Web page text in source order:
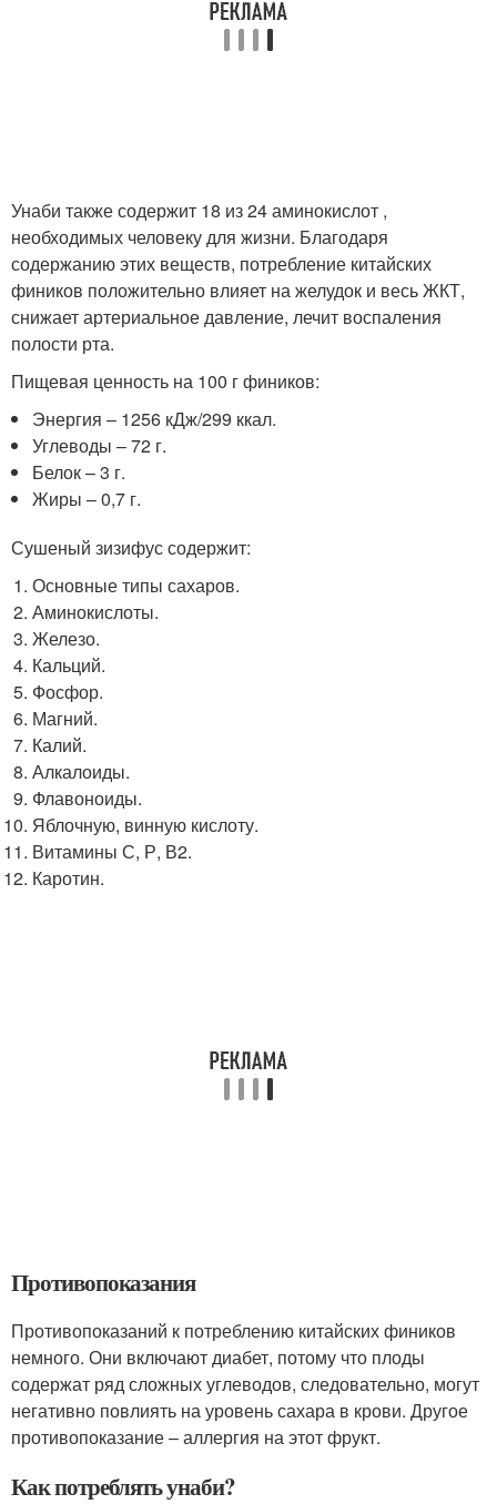
Унаби также содержит 18 из 24 аминокислот ,
необходимых человеку для жизни. Благодаря
содержанию этих веществ, потребление китайских
фиников положительно влияет на желудок и весь ЖКТ,
снижает артериальное давление, лечит воспаления
полости рта.
Пищевая ценность на 100 г фиников:
Энергия – 1256 кДж/299 ккал.
Углеводы – 72 г.
Белок – 3 г.
Жиры – 0,7 г.
Сушеный зизифус содержит:
Основные типы сахаров.
Аминокислоты.
Железо.
Кальций.
Фосфор.
Магний.
Калий.
Алкалоиды.
Флавоноиды.
Яблочную, винную кислоту.
Витамины С, Р, В2.
Каротин.
Противопоказания
Противопоказаний к потреблению китайских фиников
немного. Они включают диабет, потому что плоды
содержат ряд сложных углеводов, следовательно, могут
негативно повлиять на уровень сахара в крови. Другое
противопоказание – аллергия на этот фрукт.
Как потреблять унаби?